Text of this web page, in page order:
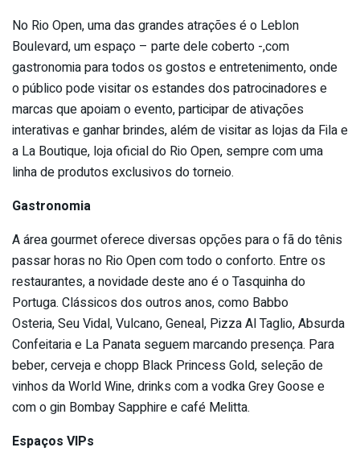
No Rio Open, uma das grandes atrações é o Leblon
Boulevard, um espaço – parte dele coberto -,com
gastronomia para todos os gostos e entretenimento, onde
o público pode visitar os estandes dos patrocinadores e
marcas que apoiam o evento, participar de ativações
interativas e ganhar brindes, além de visitar as lojas da Fila e
a La Boutique, loja oficial do Rio Open, sempre com uma
linha de produtos exclusivos do torneio.
Gastronomia
A área gourmet oferece diversas opções para o fã do tênis
passar horas no Rio Open com todo o conforto. Entre os
restaurantes, a novidade deste ano é o Tasquinha do
Portuga. Clássicos dos outros anos, como Babbo
Osteria, Seu Vidal, Vulcano, Geneal, Pizza Al Taglio, Absurda
Confeitaria e La Panata seguem marcando presença. Para
beber, cerveja e chopp Black Princess Gold, seleção de
vinhos da World Wine, drinks com a vodka Grey Goose e
com o gin Bombay Sapphire e café Melitta.
Espaços VIPs